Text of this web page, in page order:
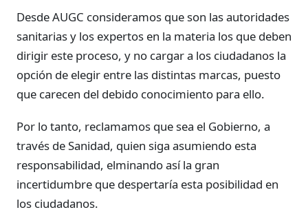
Desde AUGC consideramos que son las autoridades
sanitarias y los expertos en la materia los que deben
dirigir este proceso, y no cargar a los ciudadanos la
opción de elegir entre las distintas marcas, puesto
que carecen del debido conocimiento para ello.
Por lo tanto, reclamamos que sea el Gobierno, a
través de Sanidad, quien siga asumiendo esta
responsabilidad, elminando así la gran
incertidumbre que despertaría esta posibilidad en
los ciudadanos.